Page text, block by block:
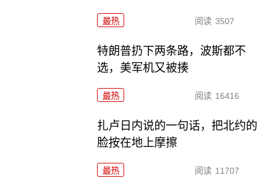
最热 阅读 3507
特朗普扔下两条路，波斯都不
选，美军机又被揍
最热 阅读 16416
扎卢日内说的一句话，把北约的
脸按在地上摩擦
最热 阅读 11707